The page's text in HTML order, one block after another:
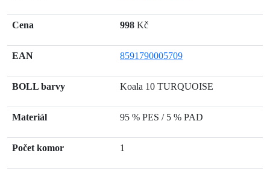
Cena 998 Kč
EAN 8591790005709
BOLL barvy Koala 10 TURQUOISE
Materiál 95 % PES / 5 % PAD
Počet komor 1